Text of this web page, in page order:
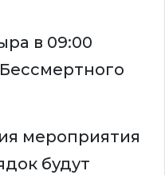
в 09:00
мероприятия
будут